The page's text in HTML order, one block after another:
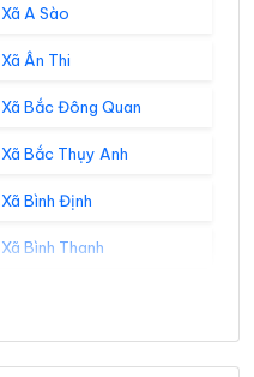
Xã A Sào
Xã Ân Thi
Xã Bắc Đông Quan
Xã Bắc Thụy Anh
Xã Bình Định
Xã Bình Thanh
Xã Diên Hà